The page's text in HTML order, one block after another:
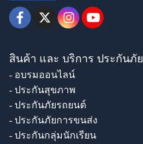
สินค้า และ บริการ ประกันภัย
- อบรมออนไลน์
- ประกันสุขภาพ
- ประกันภัยรถยนต์
- ประกันภัยการขนส่ง
- ประกันกลุ่มนักเรียน